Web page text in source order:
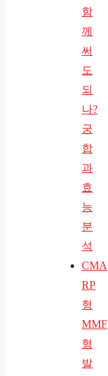
함
께
써
도
되
나?
궁
합
과
효
능
분
석
CMA
RP
형
MMF
형
발